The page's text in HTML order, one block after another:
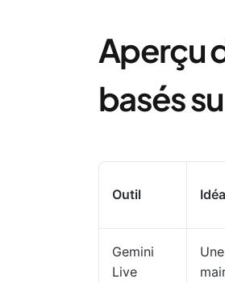
Aperçu
basés
Outil
Gemini
Live